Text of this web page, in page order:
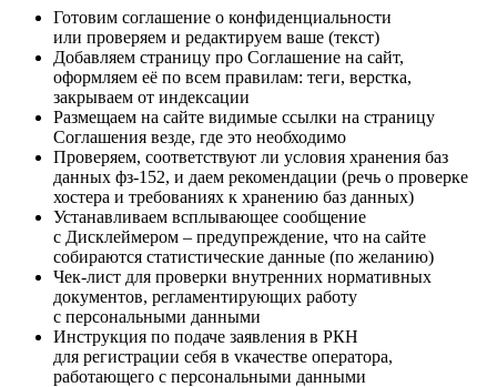
Готовим соглашение о конфиденциальности
или проверяем и редактируем ваше (текст)
Добавляем страницу про Соглашение на сайт,
оформляем её по всем правилам: теги, верстка,
закрываем от индексации
Размещаем на сайте видимые ссылки на страницу
Соглашения везде, где это необходимо
Проверяем, соответствуют ли условия хранения баз
данных фз-152, и даем рекомендации (речь о проверке
хостера и требованиях к хранению баз данных)
Устанавливаем всплывающее сообщение
с Дисклеймером – предупреждение, что на сайте
собираются статистические данные (по желанию)
Чек-лист для проверки внутренних нормативных
документов, регламентирующих работу
с персональными данными
Инструкция по подаче заявления в РКН
для регистрации себя в vкачестве оператора,
работающего с персональными данными